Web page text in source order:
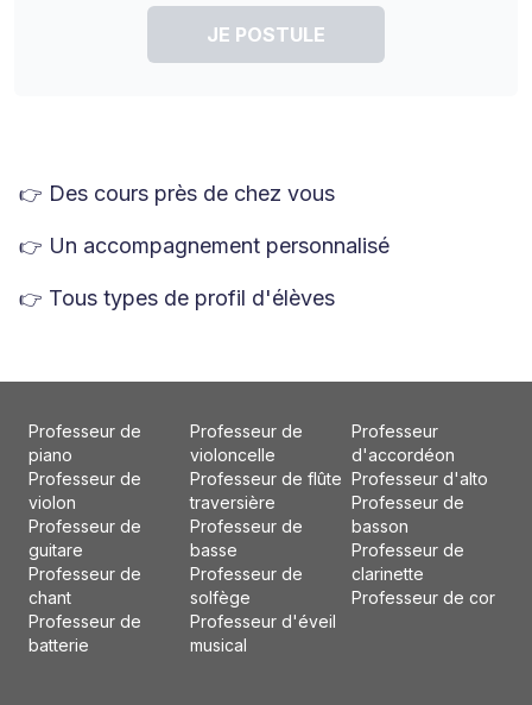
JE POSTULE
👉 Des cours près de chez vous
👉 Un accompagnement personnalisé
👉 Tous types de profil d'élèves
Professeur de
piano
Professeur de
violon
Professeur de
guitare
Professeur de
chant
Professeur de
batterie
Professeur de
violoncelle
Professeur de flûte
traversière
Professeur de
basse
Professeur de
solfège
Professeur d'éveil
musical
Professeur
d'accordéon
Professeur d'alto
Professeur de
basson
Professeur de
clarinette
Professeur de cor